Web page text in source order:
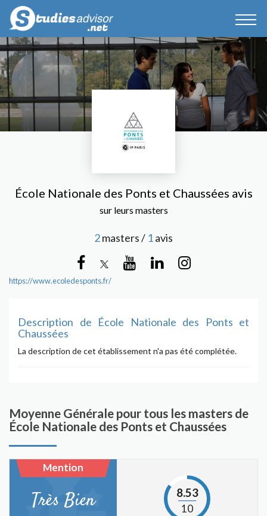
École Nationale des Ponts et Chaussées avis
sur leurs masters
2masters / 1avis
https://www.ecoledesponts.fr/
Description de École Nationale des Ponts et
Chaussées
La description de cet établissement n'a pas été complétée.
Moyenne Générale pour tous les masters de
École Nationale des Ponts et Chaussées
Mention
Très Bien 8.53
10